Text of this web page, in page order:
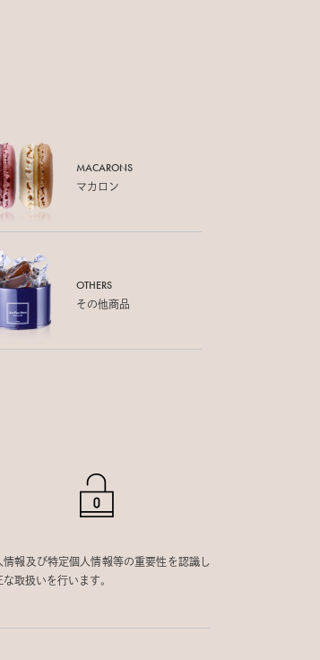
MACARONS
マカロン
OTHERS
その他商品
情報及び特定個人情報等の重要性を認識し
取扱いを行います。